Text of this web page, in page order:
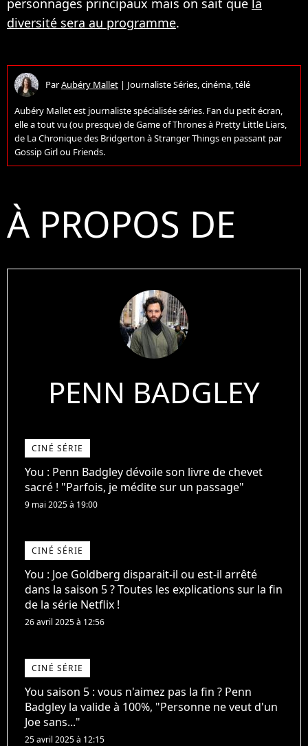
personnages principaux mais on sait que la
diversité sera au programme.
ParAubéry Mallet | Journaliste Séries, cinéma, télé
Aubéry Mallet est journaliste spécialisée séries. Fan du petit écran,
elle a tout vu (ou presque) de Game of Thrones à Pretty Little Liars,
de La Chronique des Bridgerton à Stranger Things en passant par
Gossip Girl ou Friends.
À PROPOS DE
PENN BADGLEY
CINÉ SÉRIE
You : Penn Badgley dévoile son livre de chevet
sacré ! "Parfois, je médite sur un passage"
9 mai 2025 à 19:00
CINÉ SÉRIE
You : Joe Goldberg disparait-il ou est-il arrêté
dans la saison 5 ? Toutes les explications sur la fin
de la série Netflix !
26 avril 2025 à 12:56
CINÉ SÉRIE
You saison 5 : vous n'aimez pas la fin ? Penn
Badgley la valide à 100%, "Personne ne veut d'un
Joe sans..."
25 avril 2025 à 12:15